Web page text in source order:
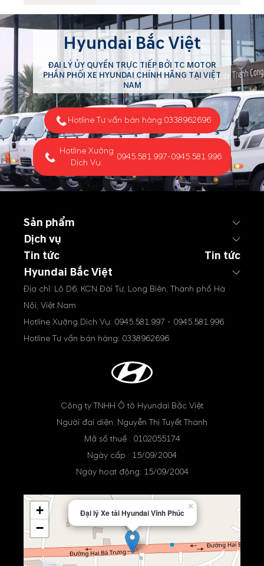
TUCSON
Hyundai Bắc Việt
ĐẠI LÝ ỦY QUYỀN TRỰC TIẾP BỞI TC MOTOR
PHÂN PHỐI XE HYUNDAI CHÍNH HÃNG TẠI VIỆT
NAM
Hotline Tư vấn bán hàng:0338962696
Hotline Xưởng
Dịch Vụ:
0945.581.997-0945.581.996
Sản phẩm
Dịch vụ
Tin tức
Tin tức
Hyundai Bắc Việt
Địa chỉ: Lô D6, KCN Đài Tư, Long Biên, Thành phố Hà
Nội, Việt Nam
Hotline Xưởng Dịch Vụ: 0945.581.997 - 0945.581.996
Hotline Tư vấn bán hàng: 0338962696
Công ty TNHH Ô tô Hyundai Bắc Việt
Người đại diện: Nguyễn Thị Tuyết Thanh
Mã số thuế : 0102055174
Ngày cấp : 15/09/2004
Ngày hoạt động: 15/09/2004
Đại lý Xe tải Hyundai Vĩnh Phúc
×
+
−